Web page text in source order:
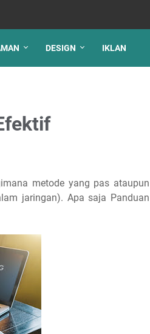
DESIGN IKLAN
metode yang pas ataupun
jaringan). Apa saja Panduan